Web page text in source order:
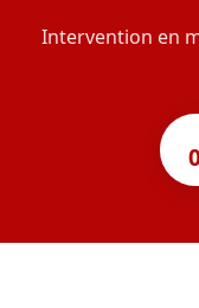
Intervention en